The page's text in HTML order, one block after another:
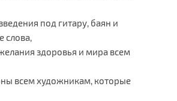
под гитару, баян и
слова,
здоровья и мира всем
всем художникам, которые